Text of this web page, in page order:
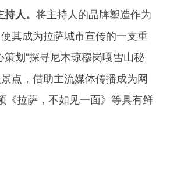
人。 将主持人的品牌塑造作为
其成为拉萨城市宣传的一支重
划“探寻尼木琼穆岗嘎雪山秘
点，借助主流媒体传播成为网
《拉萨，不如见一面》等具有鲜